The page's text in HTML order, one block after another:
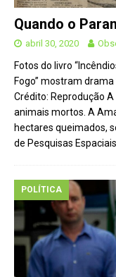
Quando o
abril 30, 2020
Fotos do livro
Fogo” mostram
Crédito: Reprodução
animais mortos. A
hectares queimados,
de Pesquisas
POLÍTICA